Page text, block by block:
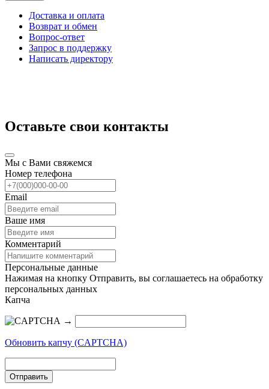
Доставка и оплата
Возврат и обмен
Вопрос-ответ
Запрос в поддержку
Написать директору
Оставьте свои контакты
Мы с Вами свяжемся
Номер телефона
Email
Ваше имя
Комментарий
Персональные данные
Нажимая на кнопку Отправить, вы соглашаетесь на обработку
персональных данных
Капча
→
Обновить капчу (CAPTCHA)
Отправить